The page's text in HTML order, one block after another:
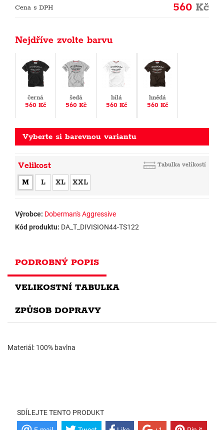
Cena s DPH 560 Kč
Nejdříve zvolte barvu
černá
560 Kč
šedá
560 Kč
bílá
560 Kč
hnědá
560 Kč
Vyberte si barevnou variantu
Velikost Tabulka velikostí
M L XL XXL
Výrobce: Doberman's Aggressive
Kód produktu: DA_T_DIVISION44-TS122
PODROBNÝ POPIS
VELIKOSTNÍ TABULKA
ZPŮSOB DOPRAVY
Materiál: 100% bavlna
SDÍLEJTE TENTO PRODUKT